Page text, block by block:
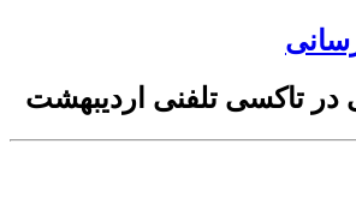
در تاکسی تلفنی اردیبهشت